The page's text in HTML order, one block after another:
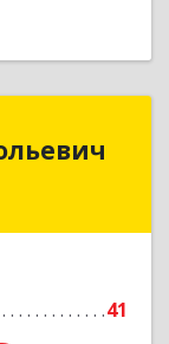
41
г,